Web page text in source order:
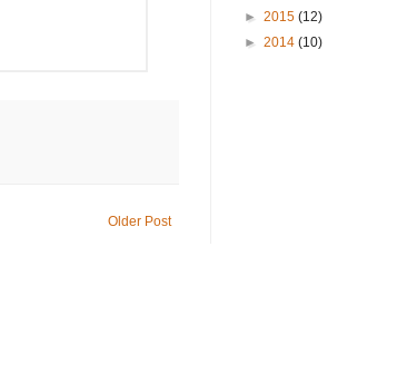
Older Post
► 2015 (12)
► 2014 (10)